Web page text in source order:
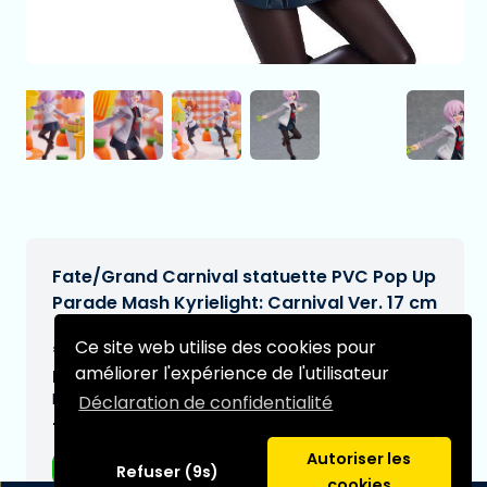
Ce site web utilise des cookies pour
améliorer l'expérience de l'utilisateur
Déclaration de confidentialité
Refuser (9s)
Autoriser les
Fate/Grand Carnival statuette PVC Pop Up
Parade Mash Kyrielight: Carnival Ver. 17 cm
€43,95 [Sous réserve de modifications]
Date de livraison prévue:
N/A
Type:
Figurines d'anime